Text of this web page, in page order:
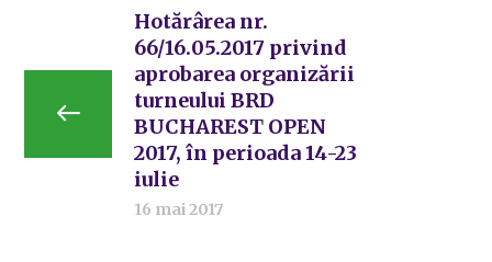
Hotărârea nr.
66/16.05.2017 privind
aprobarea organizării
turneului BRD
BUCHAREST OPEN
2017, în perioada 14-23
iulie
16 mai 2017